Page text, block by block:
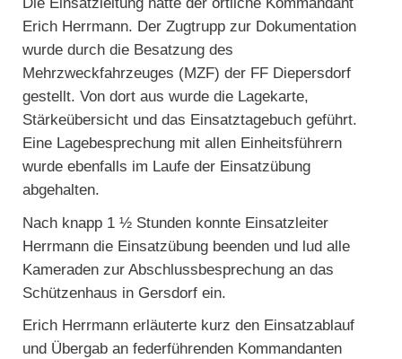
Erich Herrmann. Der Zugtrupp zur Dokumentation
wurde durch die Besatzung des
Mehrzweckfahrzeuges (MZF) der FF Diepersdorf
gestellt. Von dort aus wurde die Lagekarte,
Stärkeübersicht und das Einsatztagebuch geführt.
Eine Lagebesprechung mit allen Einheitsführern
wurde ebenfalls im Laufe der Einsatzübung
abgehalten.
Nach knapp 1 ½ Stunden konnte Einsatzleiter
Herrmann die Einsatzübung beenden und lud alle
Kameraden zur Abschlussbesprechung an das
Schützenhaus in Gersdorf ein.
Erich Herrmann erläuterte kurz den Einsatzablauf
und Übergab an federführenden Kommandanten